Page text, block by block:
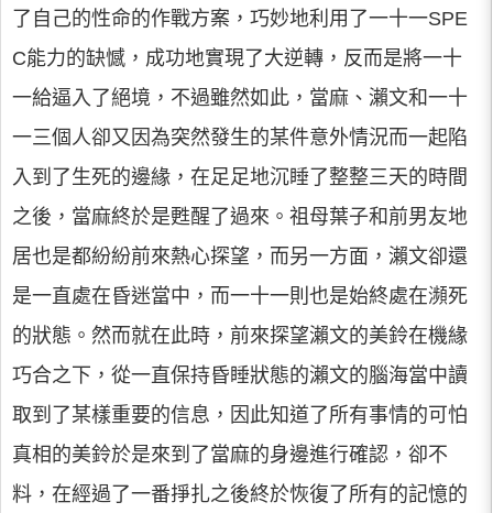
了自己的性命的作戰方案，巧妙地利用了一十一SPE
C能力的缺憾，成功地實現了大逆轉，反而是將一十
一給逼入了絕境，不過雖然如此，當麻、瀨文和一十
一三個人卻又因為突然發生的某件意外情況而一起陷
入到了生死的邊緣，在足足地沉睡了整整三天的時間
之後，當麻終於是甦醒了過來。祖母葉子和前男友地
居也是都紛紛前來熱心探望，而另一方面，瀨文卻還
是一直處在昏迷當中，而一十一則也是始終處在瀕死
的狀態。然而就在此時，前來探望瀨文的美鈴在機緣
巧合之下，從一直保持昏睡狀態的瀨文的腦海當中讀
取到了某樣重要的信息，因此知道了所有事情的可怕
真相的美鈴於是來到了當麻的身邊進行確認，卻不
料，在經過了一番掙扎之後終於恢復了所有的記憶的